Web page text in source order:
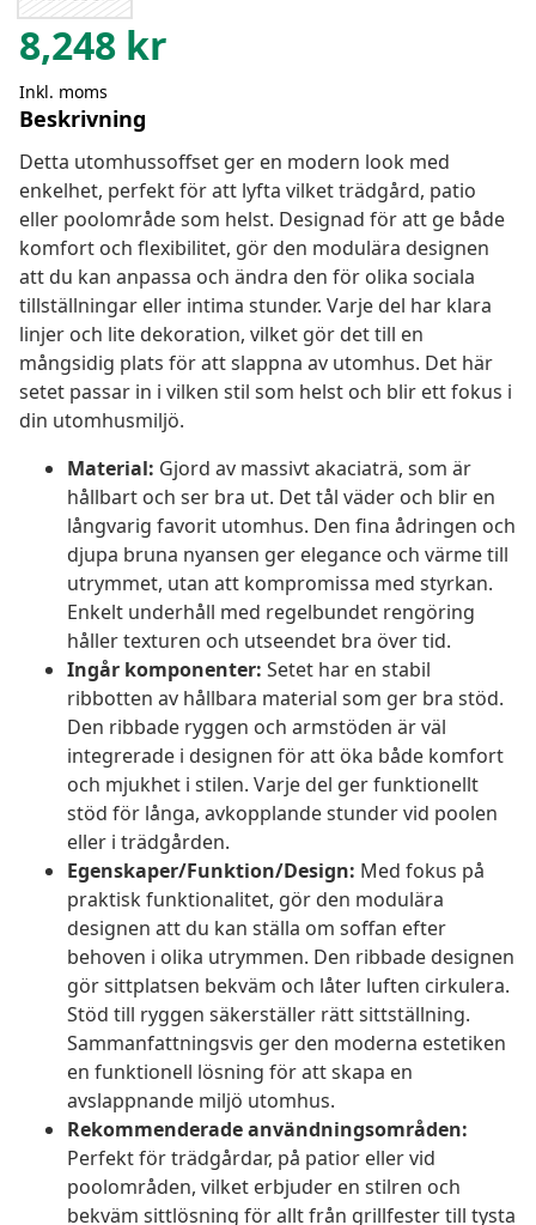
8,248 kr
Inkl. moms
Beskrivning
Detta utomhussoffset ger en modern look med
enkelhet, perfekt för att lyfta vilket trädgård, patio
eller poolområde som helst. Designad för att ge både
komfort och flexibilitet, gör den modulära designen
att du kan anpassa och ändra den för olika sociala
tillställningar eller intima stunder. Varje del har klara
linjer och lite dekoration, vilket gör det till en
mångsidig plats för att slappna av utomhus. Det här
setet passar in i vilken stil som helst och blir ett fokus i
din utomhusmiljö.
Material: Gjord av massivt akaciaträ, som är
hållbart och ser bra ut. Det tål väder och blir en
långvarig favorit utomhus. Den fina ådringen och
djupa bruna nyansen ger elegance och värme till
utrymmet, utan att kompromissa med styrkan.
Enkelt underhåll med regelbundet rengöring
håller texturen och utseendet bra över tid.
Ingår komponenter: Setet har en stabil
ribbotten av hållbara material som ger bra stöd.
Den ribbade ryggen och armstöden är väl
integrerade i designen för att öka både komfort
och mjukhet i stilen. Varje del ger funktionellt
stöd för långa, avkopplande stunder vid poolen
eller i trädgården.
Egenskaper/Funktion/Design: Med fokus på
praktisk funktionalitet, gör den modulära
designen att du kan ställa om soffan efter
behoven i olika utrymmen. Den ribbade designen
gör sittplatsen bekväm och låter luften cirkulera.
Stöd till ryggen säkerställer rätt sittställning.
Sammanfattningsvis ger den moderna estetiken
en funktionell lösning för att skapa en
avslappnande miljö utomhus.
Rekommenderade användningsområden:
Perfekt för trädgårdar, på patior eller vid
poolområden, vilket erbjuder en stilren och
bekväm sittlösning för allt från grillfester till tysta